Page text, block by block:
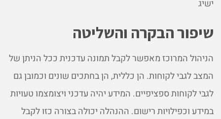
ישיג
שיפור הבקרה והשליטה
הניהול המרוכז מאפשר לקבל תמונה עדכנית ככל הניתן של
המצב לגבי לקוחות. הן כללית, הן בחתכים שונים וכמובן גם
לגבי לקוחות ספציפיים. המידע יהיה עדכני ויצומצמו טעויות
במידע וכפילויות רישום. ההנהלה יכולה בצורה כזו לקבל